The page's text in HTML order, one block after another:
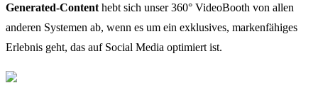
Generated-Content hebt sich unser 360° VideoBooth von allen
anderen Systemen ab, wenn es um ein exklusives, markenfähiges
Erlebnis geht, das auf Social Media optimiert ist.